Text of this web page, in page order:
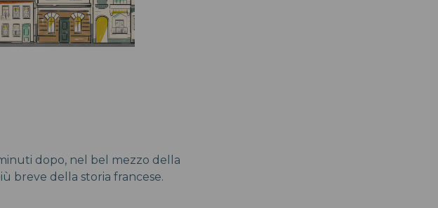
dopo, nel bel mezzo della
breve della storia francese.